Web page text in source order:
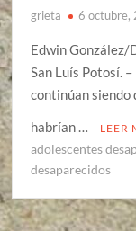
grieta 6 octubre,
Edwin González/
San Luís Potosí.
continúan siendo
habrían …
LEER
adolescentes
desaparecidos